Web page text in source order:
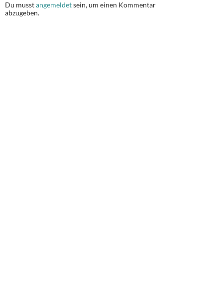
Du musstangemeldetsein, um einen Kommentar
abzugeben.